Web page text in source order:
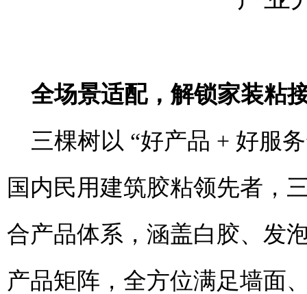
全场景适配，解锁家装粘
三棵树以 “好产品 + 好服
国内民用建筑胶粘领先者，
合产品体系，涵盖白胶、发
产品矩阵，全方位满足墙面